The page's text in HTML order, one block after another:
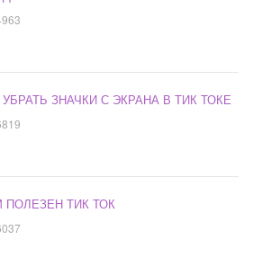
УБРАТЬ ЗНАЧКИ С ЭКРАНА В ТИК ТОКЕ
ПОЛЕЗЕН ТИК ТОК